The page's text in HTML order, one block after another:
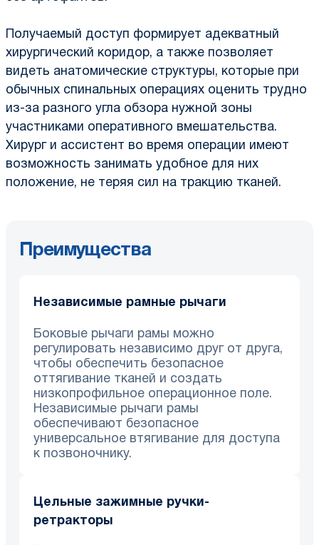
Получаемый доступ формирует адекватный
хирургический коридор, а также позволяет
видеть анатомические структуры, которые при
обычных спинальных операциях оценить трудно
из-за разного угла обзора нужной зоны
участниками оперативного вмешательства.
Хирург и ассистент во время операции имеют
возможность занимать удобное для них
положение, не теряя сил на тракцию тканей.
Преимущества
Независимые рамные рычаги
Боковые рычаги рамы можно
регулировать независимо друг от друга,
чтобы обеспечить безопасное
оттягивание тканей и создать
низкопрофильное операционное поле.
Независимые рычаги рамы
обеспечивают безопасное
универсальное втягивание для доступа
к позвоночнику.
Цельные зажимные ручки-
ретракторы